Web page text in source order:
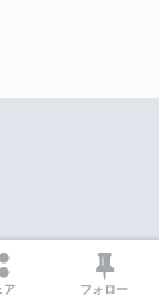
ア フォロー